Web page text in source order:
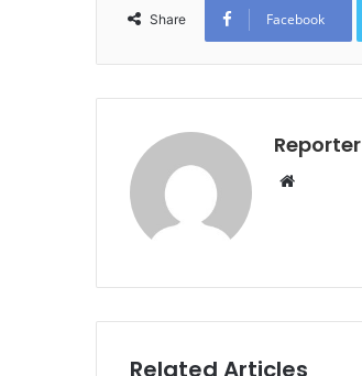
Share Facebook
Reporter
Website
Related Articles